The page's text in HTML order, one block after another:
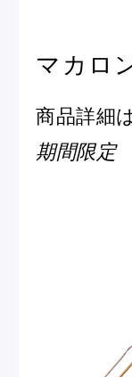
マカロ
商品詳細
期間限定